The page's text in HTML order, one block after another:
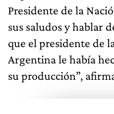
Presidente de la
sus saludos y hablar
que el presidente de
Argentina le había
su producción”,